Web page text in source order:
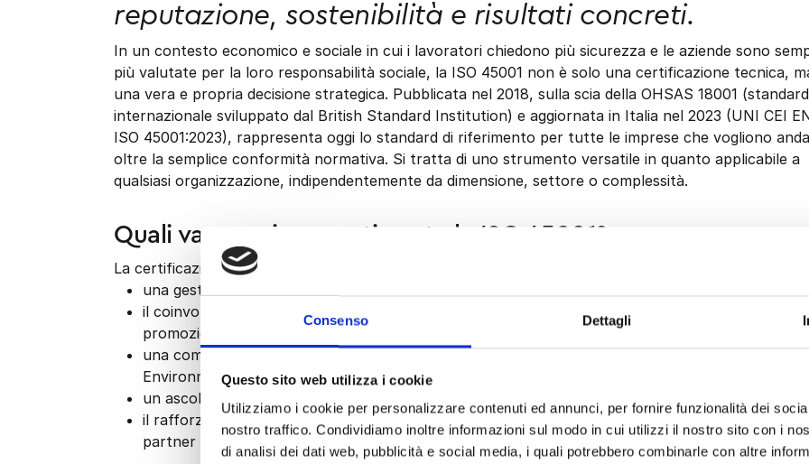
Consenso Dettagli
Questo sito web utilizza i cookie
Utilizziamo i cookie per personalizzare contenuti ed annunci, per fornire funzionalità dei
nostro traffico. Condividiamo inoltre informazioni sul modo in cui utilizzi il nostro sito con i
di analisi dei dati web, pubblicità e social media, i quali potrebbero combinarle con altre
reputazione, sostenibilità e risultati concreti.
In un contesto economico e sociale in cui i lavoratori chiedono più sicurezza e le aziende sono
più valutate per la loro responsabilità sociale, la ISO 45001 non è solo una certificazione tecnica,
una vera e propria decisione strategica. Pubblicata nel 2018, sulla scia della OHSAS 18001 (standard
internazionale sviluppato dal British Standard Institution) e aggiornata in Italia nel 2023 (UNI CEI
ISO 45001:2023), rappresenta oggi lo standard di riferimento per tutte le imprese che vogliono
oltre la semplice conformità normativa. Si tratta di uno strumento versatile in quanto applicabile a
qualsiasi organizzazione, indipendentemente da dimensione, settore o complessità.
Quali vantaggi concreti porta la ISO 45001?
La certificazione ISO 45001 consente:
una gestione più efficace del rischio e una maggiore prevenzione di infortuni e incidenti
il coinvolgimento attivo del management e dei lavoratori con ruolo chiave nella definizione e
promozione della cultura della sicurezza
una comunicazione interna ed esterna più trasparente sui temi HSE (Health, Safety,
Environment)
un ascolto continuo dei lavoratori, valorizzando esigenze e proposte di miglioramento
il rafforzamento della reputazione aziendale, generando fiducia presso stakeholder, clienti,
partner e collaboratori